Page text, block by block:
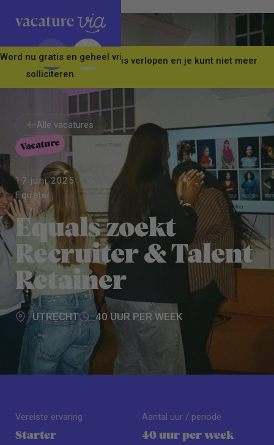
Word nu gratis en geheel vrijblijvend lid van ons Vacature Via
Let op! Deze vacature is verlopen en je kunt niet meer
solliciteren.
Alle vacatures
Alle vacatures
Vacature
17 juni 2025
Equals
Equals zoekt
Recruiter & Talent
Retainer
UTRECHT 40 UUR PER WEEK
Vereiste ervaring
Starter
Aantal uur / periode
40 uur per week